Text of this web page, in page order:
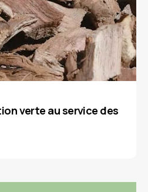
verte au service des